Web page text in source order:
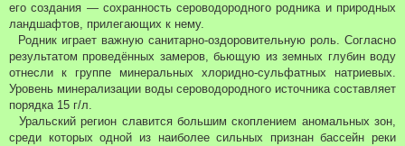
е
его создания — сохранность сероводородного родника и природных
ландшафтов, прилегающих к нему.
Родник играет важную санитарно-оздоровительную роль. Согласно
результатом проведённых замеров, бьющую из земных глубин воду
отнесли к группе минеральных хлоридно-сульфатных натриевых.
Уровень минерализации воды сероводородного источника составляет
порядка 15 г/л.
Уральский регион славится большим скоплением аномальных зон,
среди которых одной из наиболее сильных признан бассейн реки